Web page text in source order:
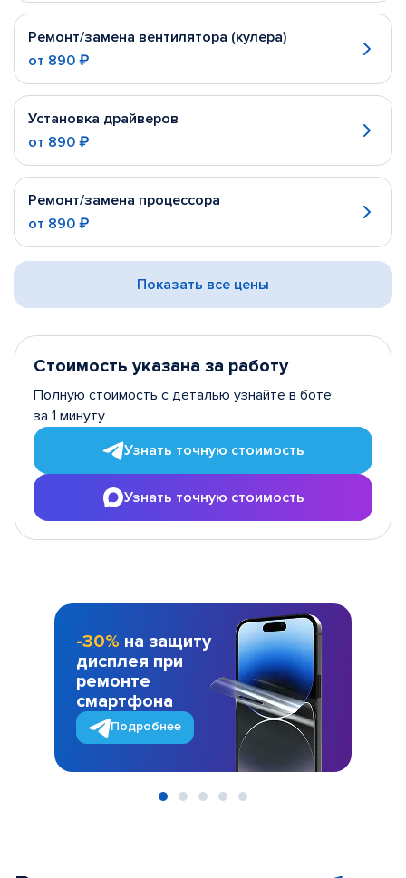
Ремонт/замена вентилятора (кулера)
от 890 ₽
Установка драйверов
от 890 ₽
Ремонт/замена процессора
от 890 ₽
Показать все цены
Стоимость указана за работу
Полную стоимость с деталью узнайте в боте
за 1 минуту
Узнать точную стоимость
Узнать точную стоимость
-30% на защиту
дисплея при
ремонте
смартфона
Подробнее